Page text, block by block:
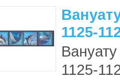
1125-
1125-